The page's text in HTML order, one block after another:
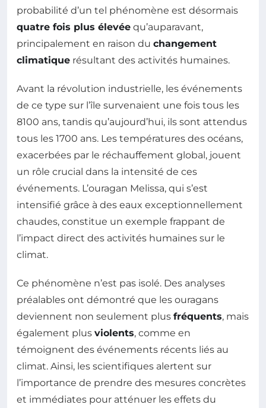
probabilité d’un tel phénomène est désormais
quatre fois plus élevée qu’auparavant,
principalement en raison du changement
climatique résultant des activités humaines.
Avant la révolution industrielle, les événements
de ce type sur l’île survenaient une fois tous les
8100 ans, tandis qu’aujourd’hui, ils sont attendus
tous les 1700 ans. Les températures des océans,
exacerbées par le réchauffement global, jouent
un rôle crucial dans la intensité de ces
événements. L’ouragan Melissa, qui s’est
intensifié grâce à des eaux exceptionnellement
chaudes, constitue un exemple frappant de
l’impact direct des activités humaines sur le
climat.
Ce phénomène n’est pas isolé. Des analyses
préalables ont démontré que les ouragans
deviennent non seulement plus fréquents, mais
également plus violents, comme en
témoignent des événements récents liés au
climat. Ainsi, les scientifiques alertent sur
l’importance de prendre des mesures concrètes
et immédiates pour atténuer les effets du